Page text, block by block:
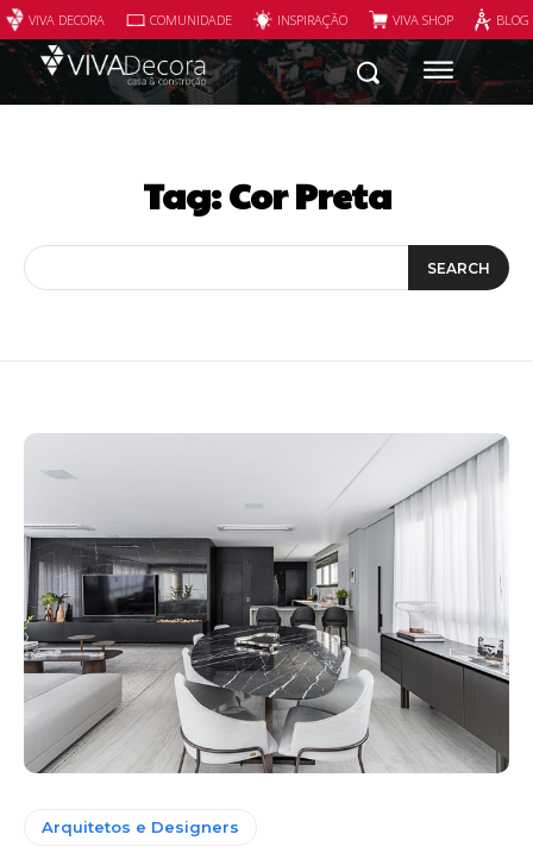
VIVA DECORA COMUNIDADE INSPIRAÇÃO VIVA SHOP
Tag:Cor Preta
SEARCH
Arquitetos e Designers